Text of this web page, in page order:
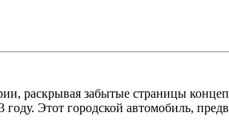
раскрывая забытые страницы
Этот городской автомобиль,